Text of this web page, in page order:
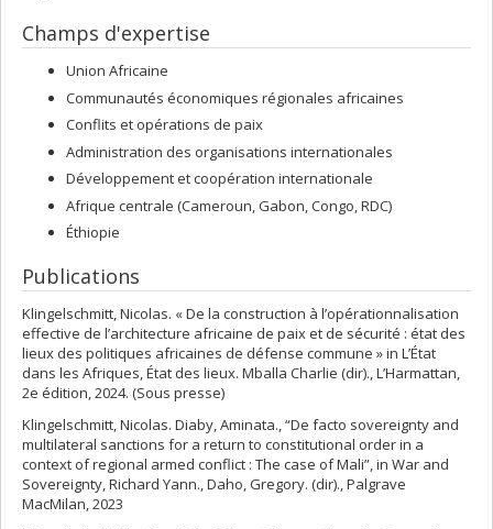
Champs d'expertise
Union Africaine
Communautés économiques régionales africaines
Conflits et opérations de paix
Administration des organisations internationales
Développement et coopération internationale
Afrique centrale (Cameroun, Gabon, Congo, RDC)
Éthiopie
Publications
Klingelschmitt, Nicolas. « De la construction à l’opérationnalisation
effective de l’architecture africaine de paix et de sécurité : état des
lieux des politiques africaines de défense commune » in L’État
dans les Afriques, État des lieux. Mballa Charlie (dir)., L’Harmattan,
2e édition, 2024. (Sous presse)
Klingelschmitt, Nicolas. Diaby, Aminata., “De facto sovereignty and
multilateral sanctions for a return to constitutional order in a
context of regional armed conflict : The case of Mali”, in War and
Sovereignty, Richard Yann., Daho, Gregory. (dir)., Palgrave
MacMilan, 2023